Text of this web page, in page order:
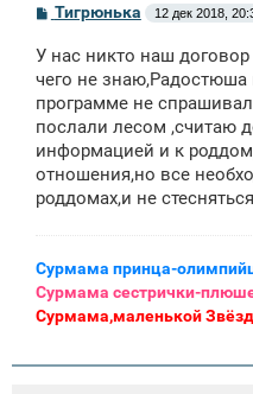
С
б
щ
н
и
Тигрюнька 12 дек 2018,
У нас никто наш
чего не знаю,Радостюша
программе не
послали лесом ,считаю
информацией и к
отношения,но все
роддомах,и не
Сурмама принца-
Сурмама сестрички-
Сурмама,маленькой